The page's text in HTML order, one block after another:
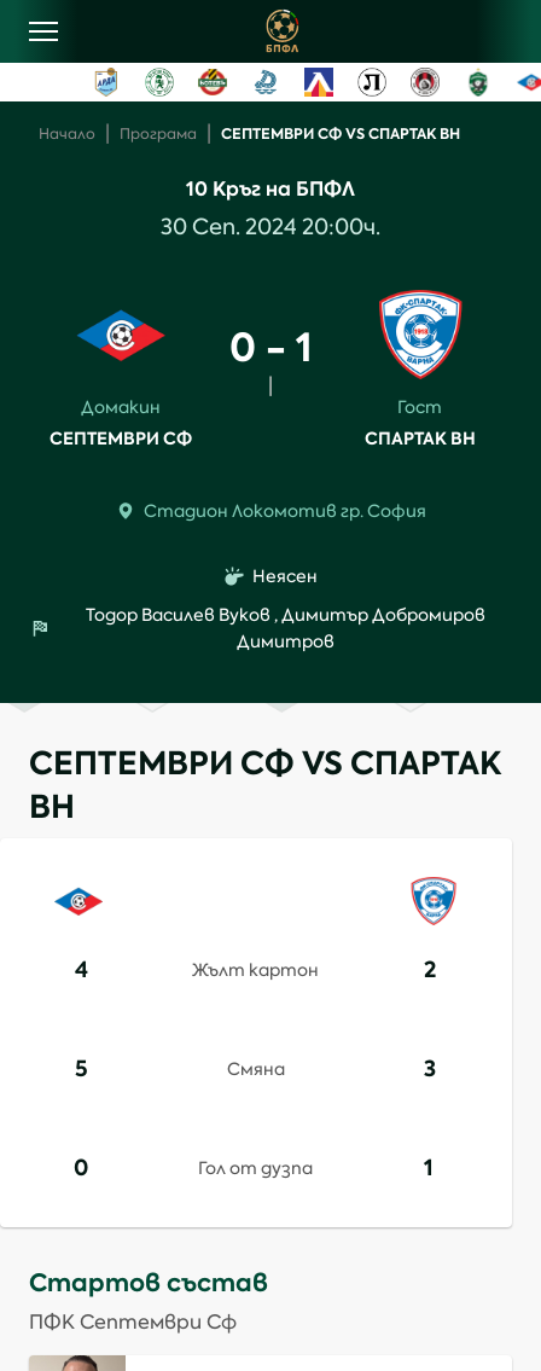
Начало Програма СЕПТЕМВРИ СФ VS СПАРТАК ВН
10 Кръг на БПФЛ
30Сеп. 2024 20:00ч.
Домакин
СЕПТЕМВРИ СФ
0 - 1
Гост
СПАРТАК ВН
Стадион Локомотив гр.София
Неясен
Тодор Василев Вуков ,Димитър Добромиров
Димитров
СЕПТЕМВРИ СФ VS СПАРТАК
ВН
Стартов състав
ПФК Септември Сф
4 Жълт картон 2
5 Смяна 3
0 Гол от дузпа 1